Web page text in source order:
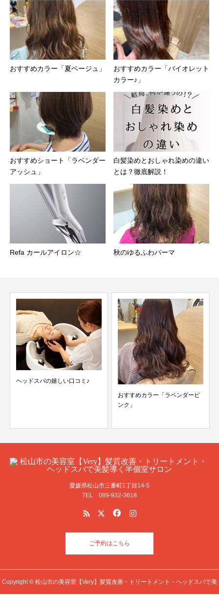
おすすめカラー「夏ベージュ」
おすすめカラー「バイオレット
カラー♪」
おすすめショート「ラベンダー
アッシュ」
白髪染めとおしゃれ染めの違い
とは？徹底解説！
Refa カールアイロン☆ 秋のゆるふわパーマ
ヘッドスパの嬉しい口コミ♪
おすすめカラー「ラベンダーピ
ンク」
愛媛県松山市三番町1丁目14-5
TEL 089-932-3618
ご予約はこちら
Copyright © 松山市の美容室【Very】髪質改善・トリートメント・ヘッドスパで美